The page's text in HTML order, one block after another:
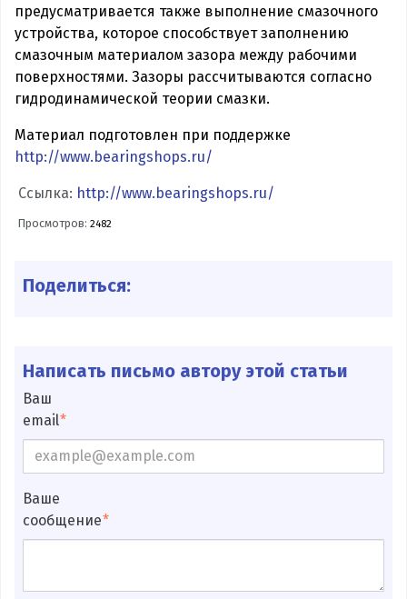
предусматривается также выполнение смазочного
устройства, которое способствует заполнению
смазочным материалом зазора между рабочими
поверхностями. Зазоры рассчитываются согласно
гидродинамической теории смазки.
Материал подготовлен при поддержке
http://www.bearingshops.ru/
Ссылка: http://www.bearingshops.ru/
Просмотров:2482
Поделиться:
Написать письмо автору этой статьи
Ваш
email
Ваше
сообщение